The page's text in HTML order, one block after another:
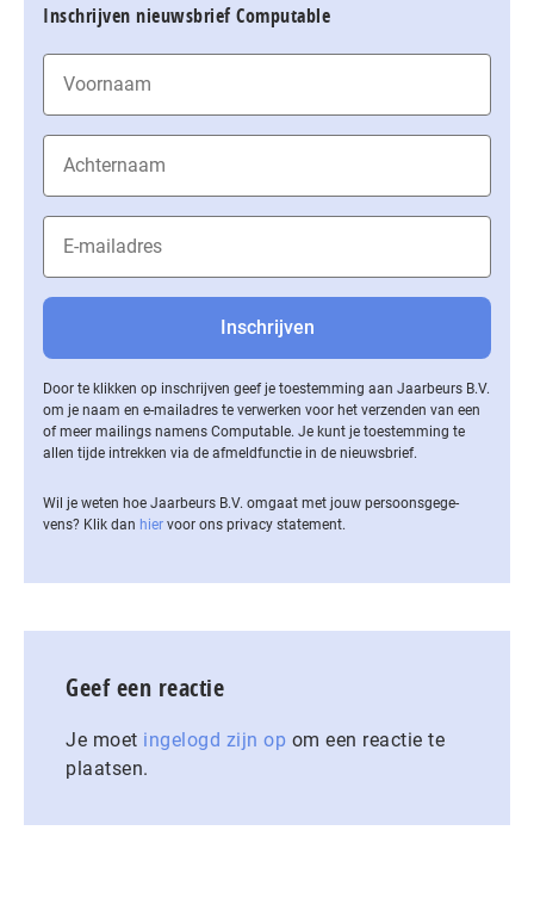
Inschrijven nieuwsbrief Computable
Door te klikken op inschrijven geef je toestemming aan Jaarbeurs B.V.
om je naam en e-mailadres te verwerken voor het verzenden van een
of meer mailings namens Computable. Je kunt je toestemming te
allen tijde intrekken via de af­meld­func­tie in de nieuwsbrief.
Wil je weten hoe Jaarbeurs B.V. omgaat met jouw per­soons­ge­ge­
vens? Klik dan hier voor ons privacy statement.
Geef een reactie
Je moet ingelogd zijn op om een reactie te
plaatsen.